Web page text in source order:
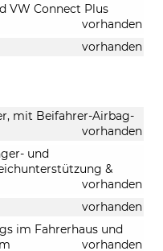
VW Connect Plus
vorhanden
vorhanden
mit Beifahrer-Airbag-
vorhanden
und
&
vorhanden
vorhanden
im Fahrerhaus und
vorhanden